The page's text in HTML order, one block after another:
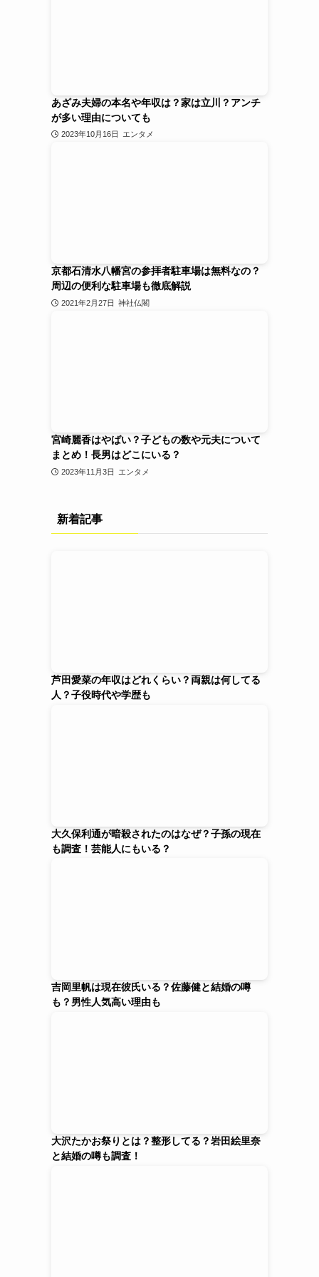
あざみ夫婦の本名や年収は？家は立川？アンチ
が多い理由についても
2023年10月16日 エンタメ
京都石清水八幡宮の参拝者駐車場は無料なの？
周辺の便利な駐車場も徹底解説
2021年2月27日 神社仏閣
宮崎麗香はやばい？子どもの数や元夫について
まとめ！長男はどこにいる？
2023年11月3日 エンタメ
新着記事
芦田愛菜の年収はどれくらい？両親は何してる
人？子役時代や学歴も
大久保利通が暗殺されたのはなぜ？子孫の現在
も調査！芸能人にもいる？
吉岡里帆は現在彼氏いる？佐藤健と結婚の噂
も？男性人気高い理由も
大沢たかお祭りとは？整形してる？岩田絵里奈
と結婚の噂も調査！